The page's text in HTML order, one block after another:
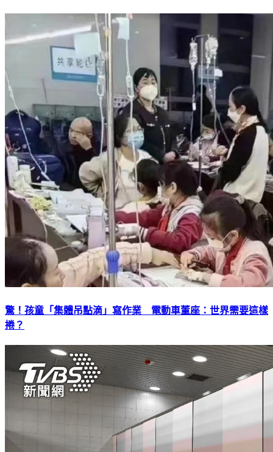
驚！孩童「集體吊點滴」寫作業 電動車董座：世界需要這樣
捲？